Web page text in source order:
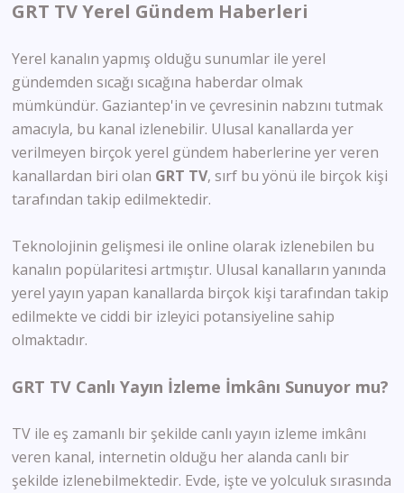
GRT TV Yerel Gündem Haberleri
Yerel kanalın yapmış olduğu sunumlar ile yerel
gündemden sıcağı sıcağına haberdar olmak
mümkündür. Gaziantep'in ve çevresinin nabzını tutmak
amacıyla, bu kanal izlenebilir. Ulusal kanallarda yer
verilmeyen birçok yerel gündem haberlerine yer veren
kanallardan biri olan GRT TV, sırf bu yönü ile birçok kişi
tarafından takip edilmektedir.
Teknolojinin gelişmesi ile online olarak izlenebilen bu
kanalın popülaritesi artmıştır. Ulusal kanalların yanında
yerel yayın yapan kanallarda birçok kişi tarafından takip
edilmekte ve ciddi bir izleyici potansiyeline sahip
olmaktadır.
GRT TV Canlı Yayın İzleme İmkânı Sunuyor mu?
TV ile eş zamanlı bir şekilde canlı yayın izleme imkânı
veren kanal, internetin olduğu her alanda canlı bir
şekilde izlenebilmektedir. Evde, işte ve yolculuk sırasında